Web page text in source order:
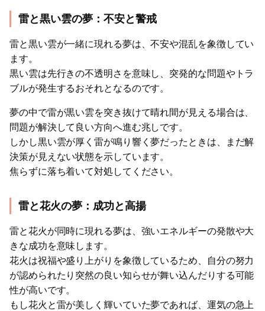
雷と黒い雲の夢：不安と警戒
雷と黒い雲が一緒に現れる夢は、不安や混乱を象徴してい
ます。
黒い雲は先行きの不透明さを意味し、突発的な問題やトラ
ブルが発生するおそれとなるのです。
夢の中で雷が黒い雲を突き抜けて晴れ間が見える場合は、
問題が解決して良い方向へ進む兆しです。
しかし黒い雲が厚く雷が鳴り響く夢だったときは、まだ解
決策が見えない状態を示しています。
焦らずに落ち着いて対処してください。
雷と花火の夢：成功と高揚
雷と花火が同時に現れる夢は、強いエネルギーの発散や大
きな成功を意味します。
花火は祝福や盛り上がりを象徴しているため、自分の努力
が認められたり突然の良い知らせが舞い込んだりする可能
性が高いです。
もし花火と雷が美しく輝いていた夢であれば、運気の急上